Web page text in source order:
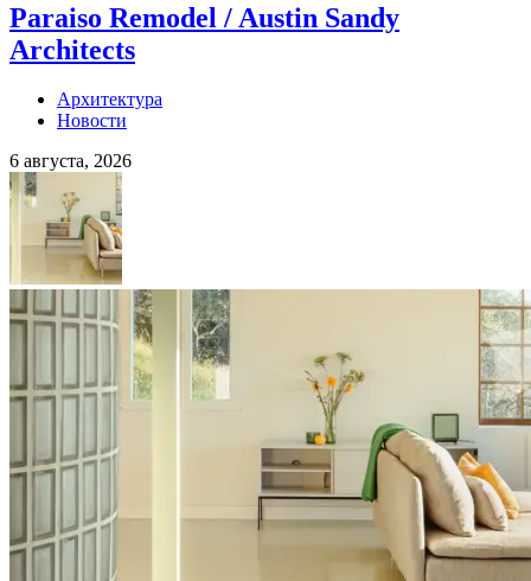
Paraiso Remodel / Austin Sandy
Architects
Архитектура
Новости
6 августа, 2026